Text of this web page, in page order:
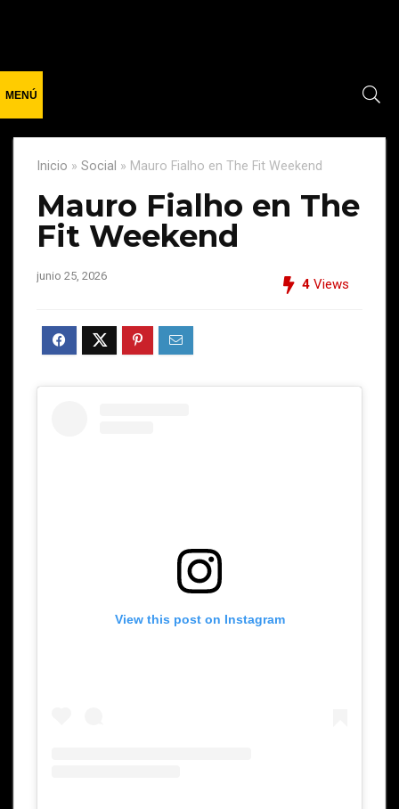
Inicio » Social » Mauro Fialho en The Fit Weekend
Mauro Fialho en The
Fit Weekend
junio 25, 2026
4 Views
View this post on Instagram